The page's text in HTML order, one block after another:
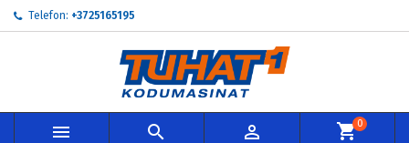
Telefon: +3725165195
   0
My wishlists
Create new list
Loo soovinimekiri
Soovinimekirja nimi
Sisene
Te peate olema sisselogitud, et tooteid soovinimekirja lisada.